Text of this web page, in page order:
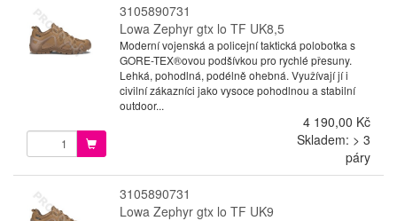
3105890731
Lowa Zephyr gtx lo TF UK8,5
Moderní vojenská a policejní taktická polobotka s
GORE-TEX®ovou podšívkou pro rychlé přesuny.
Lehká, pohodlná, podélně ohebná. Využívají jí i
civilní zákazníci jako vysoce pohodlnou a stabilní
outdoor...
4 190,00 Kč
Skladem: > 3
páry
3105890731
Lowa Zephyr gtx lo TF UK9